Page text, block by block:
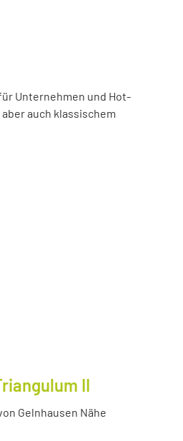
Unternehmen und Hot-
auch klassischem
II
Gelnhausen Nähe